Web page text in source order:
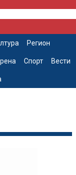
Регион
Спорт Вести